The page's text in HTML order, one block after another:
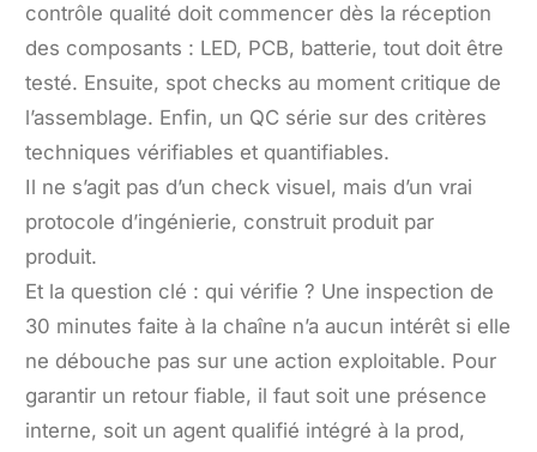
contrôle qualité doit commencer dès la réception
des composants : LED, PCB, batterie, tout doit être
testé. Ensuite, spot checks au moment critique de
l’assemblage. Enfin, un QC série sur des critères
techniques vérifiables et quantifiables.
Il ne s’agit pas d’un check visuel, mais d’un vrai
protocole d’ingénierie, construit produit par
produit.
Et la question clé : qui vérifie ? Une inspection de
30 minutes faite à la chaîne n’a aucun intérêt si elle
ne débouche pas sur une action exploitable. Pour
garantir un retour fiable, il faut soit une présence
interne, soit un agent qualifié intégré à la prod,